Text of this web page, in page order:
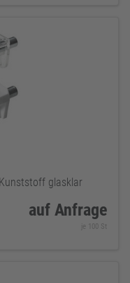
glasklar
auf Anfrage
je 100 St